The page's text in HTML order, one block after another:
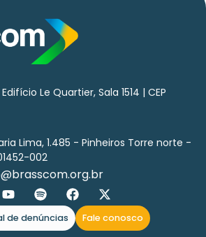
Edifício Le Quartier, Sala 1514 | CEP
Lima, 1.485 - Pinheiros Torre norte -
002
de denúncias Fale conosco